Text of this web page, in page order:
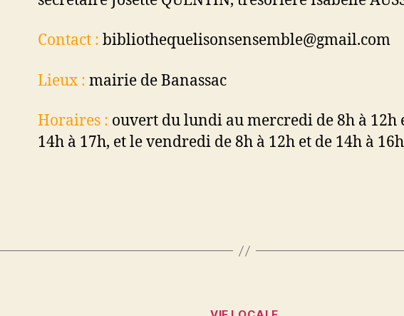
Contact : bibliothequelisonsensemble@gmail.com
Lieux : mairie de Banassac
Horaires : ouvert du lundi au mercredi de 8h à 12h
14h à 17h, et le vendredi de 8h à 12h et de 14h à
Catégories